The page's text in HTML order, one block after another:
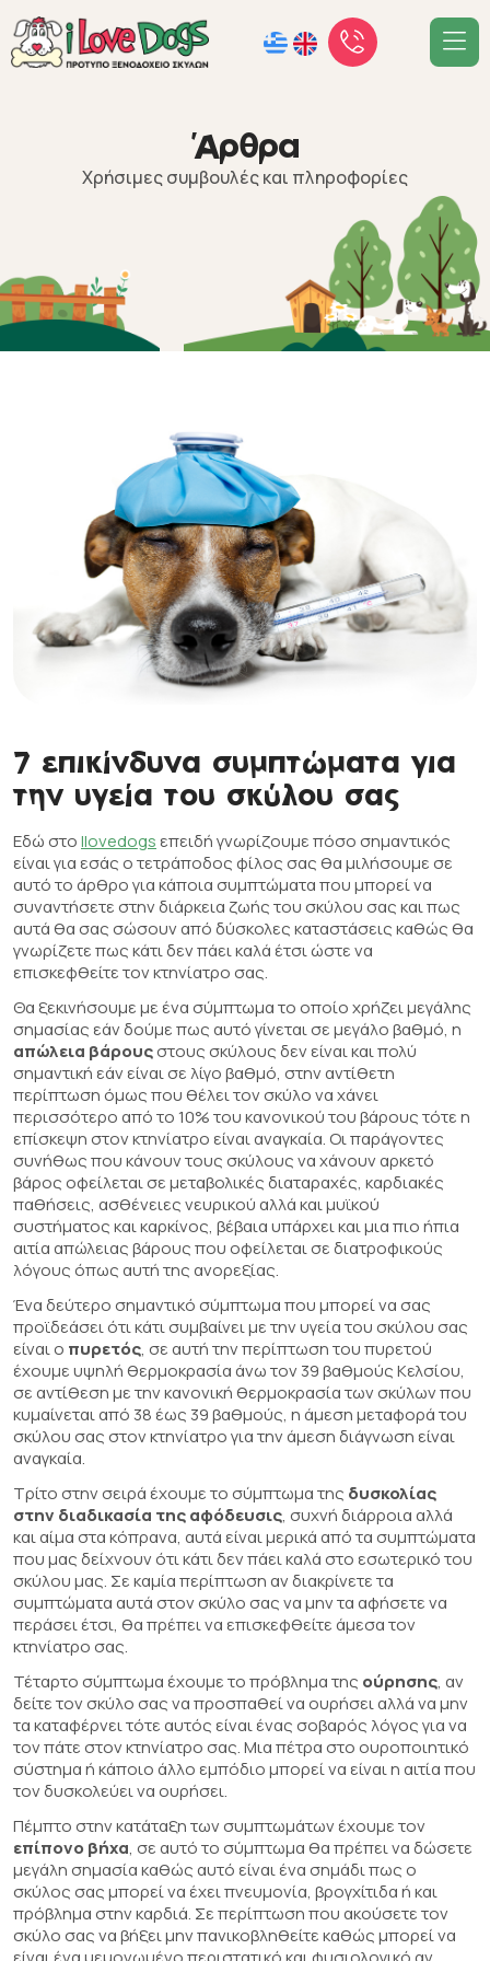
Άρθρα
Χρήσιμες συμβουλές και πληροφορίες
7 επικίνδυνα συμπτώματα για
την υγεία του σκύλου σας
Εδώ στοIlovedogs επειδή γνωρίζουμε πόσο σημαντικός
είναι για εσάς ο τετράποδος φίλος σας θα μιλήσουμε σε
αυτό το άρθρο για κάποια συμπτώματα που μπορεί να
συναντήσετε στην διάρκεια ζωής του σκύλου σας και πως
αυτά θα σας σώσουν από δύσκολες καταστάσεις καθώς θα
γνωρίζετε πως κάτι δεν πάει καλά έτσι ώστε να
επισκεφθείτε τον κτηνίατρο σας.
Θα ξεκινήσουμε με ένα σύμπτωμα το οποίο χρήζει μεγάλης
σημασίας εάν δούμε πως αυτό γίνεται σε μεγάλο βαθμό, η
απώλεια βάρουςστους σκύλους δεν είναι και πολύ
σημαντική εάν είναι σε λίγο βαθμό, στην αντίθετη
περίπτωση όμως που θέλει τον σκύλο να χάνει
περισσότερο από το 10% του κανονικού του βάρους τότε η
επίσκεψη στον κτηνίατρο είναι αναγκαία. Οι παράγοντες
συνήθως που κάνουν τους σκύλους να χάνουν αρκετό
βάρος οφείλεται σε μεταβολικές διαταραχές, καρδιακές
παθήσεις, ασθένειες νευρικού αλλά και μυϊκού
συστήματος και καρκίνος, βέβαια υπάρχει και μια πιο ήπια
αιτία απώλειας βάρους που οφείλεται σε διατροφικούς
λόγους όπως αυτή της ανορεξίας.
Ένα δεύτερο σημαντικό σύμπτωμα που μπορεί να σας
προϊδεάσει ότι κάτι συμβαίνει με την υγεία του σκύλου σας
είναι ο πυρετός, σε αυτή την περίπτωση του πυρετού
έχουμε υψηλή θερμοκρασία άνω τον 39 βαθμούς Κελσίου,
σε αντίθεση με την κανονική θερμοκρασία των σκύλων που
κυμαίνεται από 38 έως 39 βαθμούς, η άμεση μεταφορά του
σκύλου σας στον κτηνίατρο για την άμεση διάγνωση είναι
αναγκαία.
Τρίτο στην σειρά έχουμε το σύμπτωμα της δυσκολίας
στην διαδικασία της αφόδευσις, συχνή διάρροια αλλά
και αίμα στα κόπρανα, αυτά είναι μερικά από τα συμπτώματα
που μας δείχνουν ότι κάτι δεν πάει καλά στο εσωτερικό του
σκύλου μας. Σε καμία περίπτωση αν διακρίνετε τα
συμπτώματα αυτά στον σκύλο σας να μην τα αφήσετε να
περάσει έτσι, θα πρέπει να επισκεφθείτε άμεσα τον
κτηνίατρο σας.
Τέταρτο σύμπτωμα έχουμε το πρόβλημα της ούρησης, αν
δείτε τον σκύλο σας να προσπαθεί να ουρήσει αλλά να μην
τα καταφέρνει τότε αυτός είναι ένας σοβαρός λόγος για να
τον πάτε στον κτηνίατρο σας. Μια πέτρα στο ουροποιητικό
σύστημα ή κάποιο άλλο εμπόδιο μπορεί να είναι η αιτία που
τον δυσκολεύει να ουρήσει.
Πέμπτο στην κατάταξη των συμπτωμάτων έχουμε τον
επίπονο βήχα, σε αυτό το σύμπτωμα θα πρέπει να δώσετε
μεγάλη σημασία καθώς αυτό είναι ένα σημάδι πως ο
σκύλος σας μπορεί να έχει πνευμονία, βρογχίτιδα ή και
πρόβλημα στην καρδιά. Σε περίπτωση που ακούσετε τον
σκύλο σας να βήξει μην πανικοβληθείτε καθώς μπορεί να